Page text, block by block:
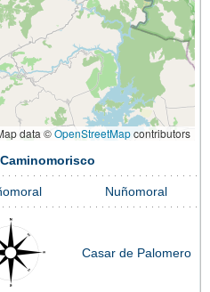
data ©OpenStreetMapcontributors
Nuñomoral
Casar de Palomero